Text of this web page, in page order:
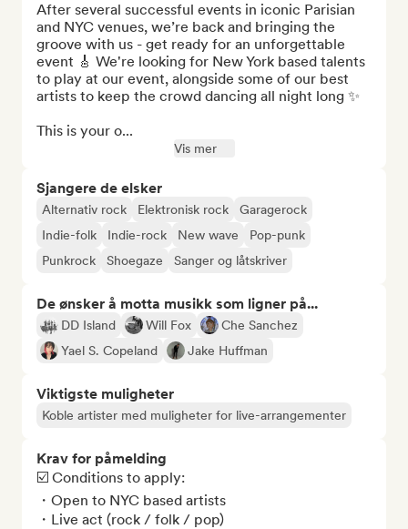
After several successful events in iconic Parisian
and NYC venues, we’re back and bringing the
groove with us - get ready for an unforgettable
event 🎸 We're looking for New York based talents
to play at our event, alongside some of our best
artists to keep the crowd dancing all night long ✨
This is your o...
Vis mer
Sjangere de elsker
Alternativ rock Elektronisk rock
Garagerock
Indie-folk
Indie-rock New wave
Pop-punk
Punkrock
Shoegaze Sanger og låtskriver
De ønsker å motta musikk som ligner på...
DD Island Will Fox
Che Sanchez
Yael S. Copeland
Jake Huffman
Viktigste muligheter
Koble artister med muligheter for live-arrangementer
Krav for påmelding
☑️ Conditions to apply:
・Open to NYC based artists
・Live act (rock / folk / pop)